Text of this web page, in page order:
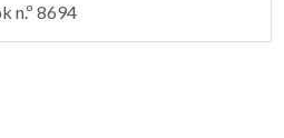
n.º 8694